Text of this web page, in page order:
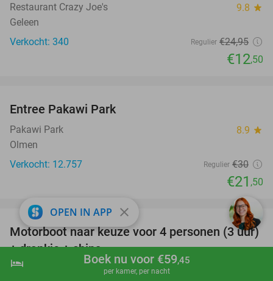
shopping_cart Boek nu
hotel Boek nu voor €59,45
per kamer, per nacht
Restaurant Crazy Joe's 9.8 star
Geleen
Verkocht: 340
Regulier €24,95
€12,50
Entree Pakawi Park
Pakawi Park 8.9 star
Olmen
Verkocht: 12.757
Regulier €30
€21 ,50
31%
favorite_border
Motorboot naar keuze voor 4 personen (3 uur)
+ drankje + chips
Sailcenter Limburg
OPEN IN APP close